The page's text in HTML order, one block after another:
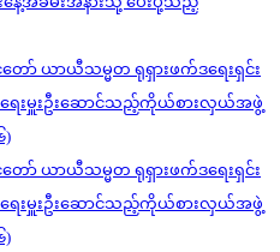
တော် ယာယီသမ္မတ ရုရှားဖက်ဒရေးရှင်း
ရေးမှူးဦးဆောင်သည့်ကိုယ်စားလှယ်အဖွဲ့
)
တော် ယာယီသမ္မတ ရုရှားဖက်ဒရေးရှင်း
ရေးမှူးဦးဆောင်သည့်ကိုယ်စားလှယ်အဖွဲ့
)